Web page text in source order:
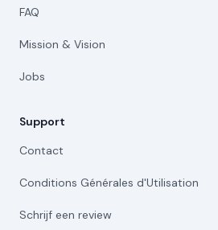
FAQ
Mission & Vision
Jobs
Support
Contact
Conditions Générales d'Utilisation
Schrijf een review